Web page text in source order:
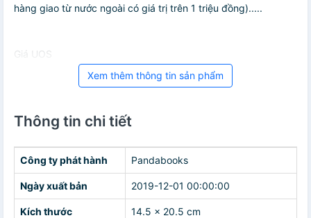
hàng giao từ nước ngoài có giá trị trên 1 triệu đồng).....
Giá UOS
Xem thêm thông tin sản phẩm
Thông tin chi tiết
Công ty phát hành Pandabooks
Ngày xuất bản 2019-12-01 00:00:00
Kích thước 14.5 x 20.5 cm